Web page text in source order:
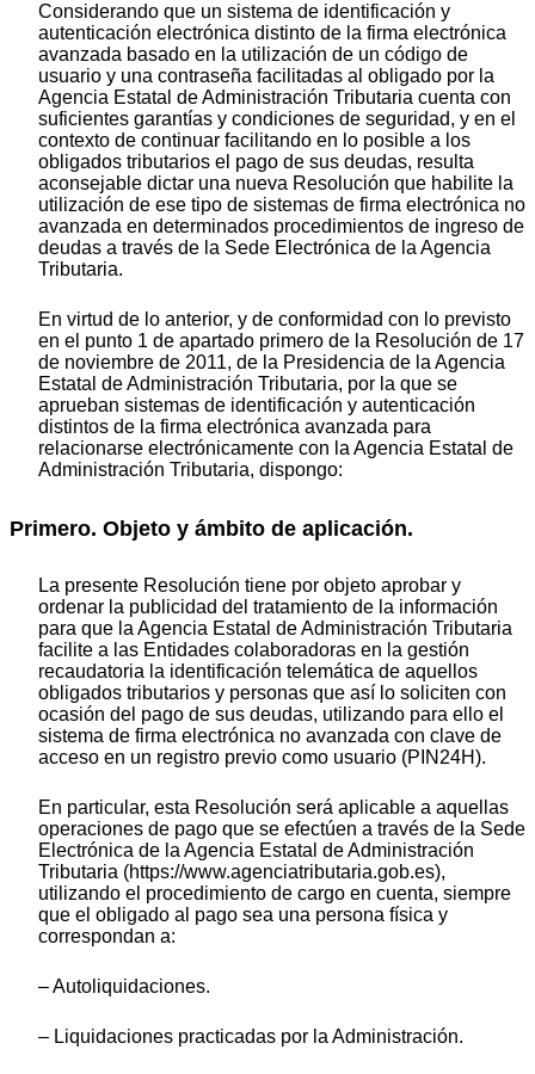
Considerando que un sistema de identificación y
autenticación electrónica distinto de la firma electrónica
avanzada basado en la utilización de un código de
usuario y una contraseña facilitadas al obligado por la
Agencia Estatal de Administración Tributaria cuenta con
suficientes garantías y condiciones de seguridad, y en el
contexto de continuar facilitando en lo posible a los
obligados tributarios el pago de sus deudas, resulta
aconsejable dictar una nueva Resolución que habilite la
utilización de ese tipo de sistemas de firma electrónica no
avanzada en determinados procedimientos de ingreso de
deudas a través de la Sede Electrónica de la Agencia
Tributaria.
En virtud de lo anterior, y de conformidad con lo previsto
en el punto 1 de apartado primero de la Resolución de 17
de noviembre de 2011, de la Presidencia de la Agencia
Estatal de Administración Tributaria, por la que se
aprueban sistemas de identificación y autenticación
distintos de la firma electrónica avanzada para
relacionarse electrónicamente con la Agencia Estatal de
Administración Tributaria, dispongo:
Primero. Objeto y ámbito de aplicación.
La presente Resolución tiene por objeto aprobar y
ordenar la publicidad del tratamiento de la información
para que la Agencia Estatal de Administración Tributaria
facilite a las Entidades colaboradoras en la gestión
recaudatoria la identificación telemática de aquellos
obligados tributarios y personas que así lo soliciten con
ocasión del pago de sus deudas, utilizando para ello el
sistema de firma electrónica no avanzada con clave de
acceso en un registro previo como usuario (PIN24H).
En particular, esta Resolución será aplicable a aquellas
operaciones de pago que se efectúen a través de la Sede
Electrónica de la Agencia Estatal de Administración
Tributaria (https://www.agenciatributaria.gob.es),
utilizando el procedimiento de cargo en cuenta, siempre
que el obligado al pago sea una persona física y
correspondan a:
– Autoliquidaciones.
– Liquidaciones practicadas por la Administración.